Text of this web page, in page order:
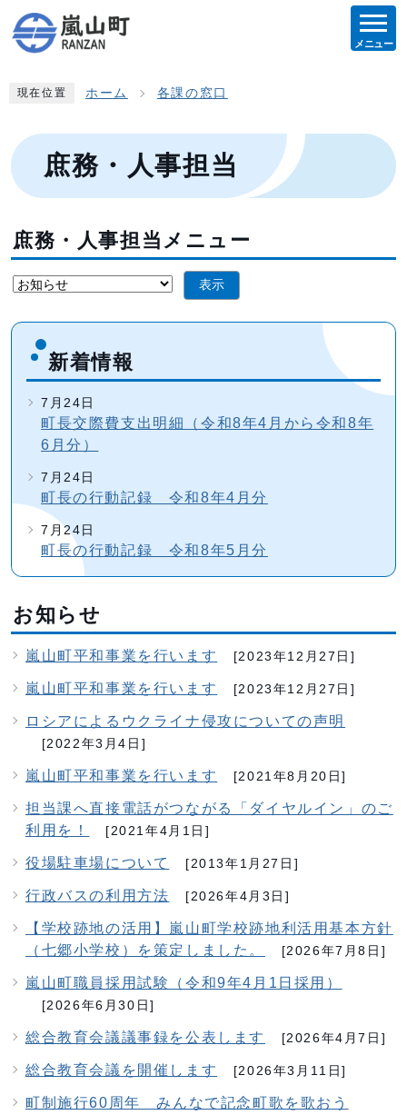
メニュー
現在位置 ホーム 各課の窓口
庶務・人事担当
庶務・人事担当メニュー
表示
新着情報
7月24日
町長交際費支出明細（令和8年4月から令和8年
6月分）
7月24日
町長の行動記録 令和8年4月分
7月24日
町長の行動記録 令和8年5月分
お知らせ
嵐山町平和事業を行います [2023年12月27日]
嵐山町平和事業を行います [2023年12月27日]
ロシアによるウクライナ侵攻についての声明
[2022年3月4日]
嵐山町平和事業を行います [2021年8月20日]
担当課へ直接電話がつながる「ダイヤルイン」のご
利用を！
[2021年4月1日]
役場駐車場について [2013年1月27日]
行政バスの利用方法 [2026年4月3日]
【学校跡地の活用】嵐山町学校跡地利活用基本方針
（七郷小学校）を策定しました。
[2026年7月8日]
嵐山町職員採用試験（令和9年4月1日採用）
[2026年6月30日]
総合教育会議議事録を公表します [2026年4月7日]
総合教育会議を開催します [2026年3月11日]
町制施行60周年 みんなで記念町歌を歌おう